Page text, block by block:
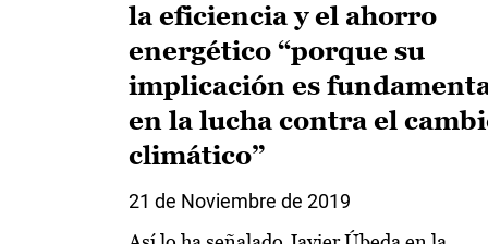
la eficiencia y el ahorro
energético “porque su
implicación es
en la lucha contra el
climático”
21 de Noviembre de 2019